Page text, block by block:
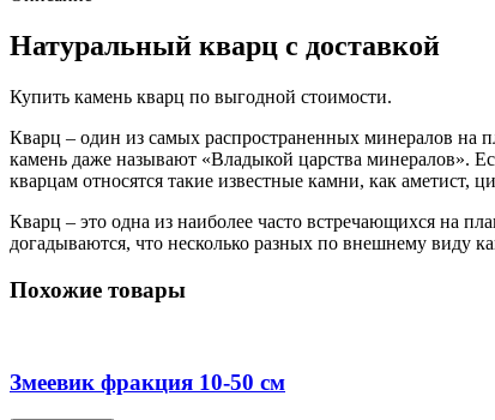
Натуральный кварц с доставкой
Купить камень кварц по выгодной стоимости.
Кварц – один из самых распространенных минералов на
камень даже называют «Владыкой царства минералов».
кварцам относятся такие известные камни, как аметист,
Кварц – это одна из наиболее часто встречающихся на
догадываются, что несколько разных по внешнему виду
Похожие товары
Змеевик фракция 10-50 см